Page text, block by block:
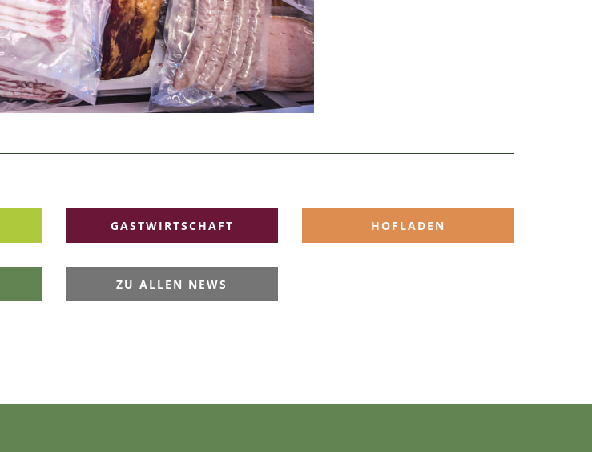
GASTWIRTSCHAFT HOFLADEN
ZU ALLEN NEWS